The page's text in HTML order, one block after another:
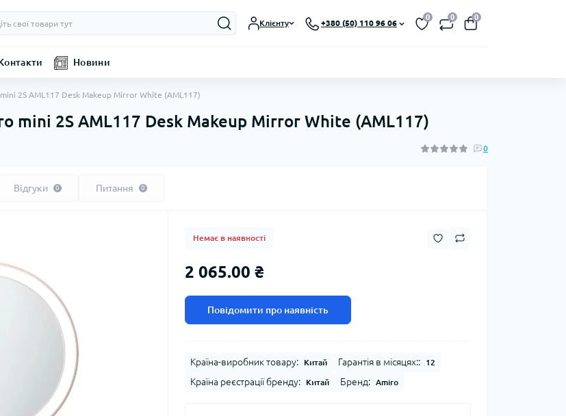
Клієнту +380 (50) 110 96 06
0 0 0
Новини
2S AML117 Desk Makeup Mirror White (AML117)
mini 2S AML117 Desk Makeup Mirror White (AML117)
0
Відгуки 0 Питання 0
Немає в наявності
2 065.00 ₴
Повідомити про наявність
Країна-виробник товару: Китай Гарантія в місяцях:: 12
Країна реєстрації бренду: Китай Бренд: Amiro